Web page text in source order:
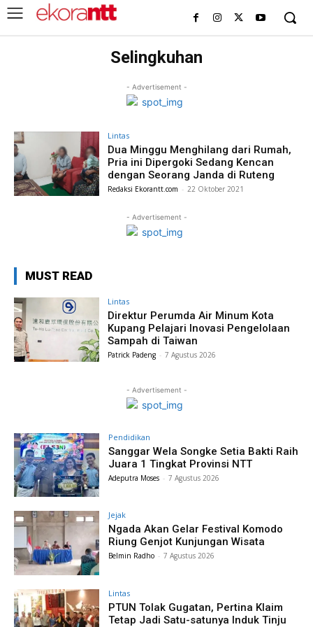
Selingkuhan
- Advertisement -
Lintas
Dua Minggu Menghilang dari Rumah,
Pria ini Dipergoki Sedang Kencan
dengan Seorang Janda di Ruteng
Redaksi Ekorantt.com - 22 Oktober 2021
- Advertisement -
MUST READ
Lintas
Direktur Perumda Air Minum Kota
Kupang Pelajari Inovasi Pengelolaan
Sampah di Taiwan
Patrick Padeng - 7 Agustus 2026
- Advertisement -
Pendidikan
Sanggar Wela Songke Setia Bakti Raih
Juara 1 Tingkat Provinsi NTT
Adeputra Moses - 7 Agustus 2026
Jejak
Ngada Akan Gelar Festival Komodo
Riung Genjot Kunjungan Wisata
Belmin Radho - 7 Agustus 2026
Lintas
PTUN Tolak Gugatan, Pertina Klaim
Tetap Jadi Satu-satunya Induk Tinju